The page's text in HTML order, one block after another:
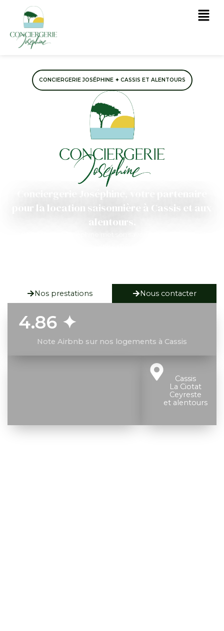
Menu
CONCIERGERIE JOSÉPHINE ✦CASSIS ET ALENTOURS
Conciergerie Joséphine, votre partenaire
pour la location saisonnière à Cassis et aux
alentours.
Nos prestations Nous contacter
Cassis
La Ciotat
Ceyreste
et alentours
4.86 ✦
Note Airbnb sur nos logements à Cassis